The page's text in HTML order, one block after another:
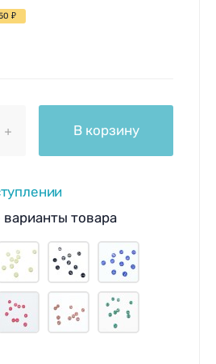
₽
В корзину
варианты товара